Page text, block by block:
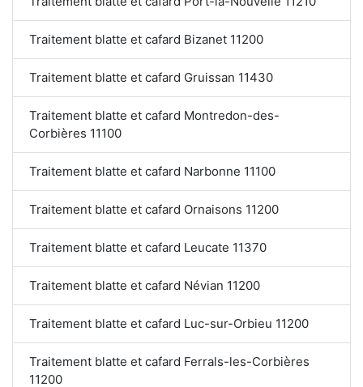
Traitement blatte et cafard Bizanet 11200
Traitement blatte et cafard Gruissan 11430
Traitement blatte et cafard Montredon-des-
Corbières 11100
Traitement blatte et cafard Narbonne 11100
Traitement blatte et cafard Ornaisons 11200
Traitement blatte et cafard Leucate 11370
Traitement blatte et cafard Névian 11200
Traitement blatte et cafard Luc-sur-Orbieu 11200
Traitement blatte et cafard Ferrals-les-Corbières
11200